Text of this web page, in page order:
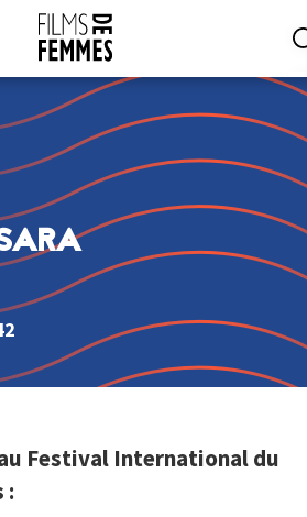
Festival International du
: